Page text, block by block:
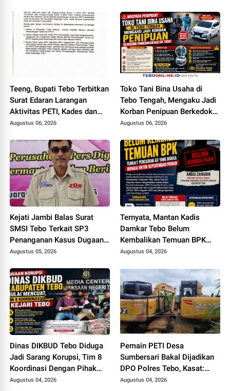
2027
Teeng, Bupati Tebo Terbitkan
Surat Edaran Larangan
Aktivitas PETI, Kades dan
Perangkat Desa Yang
Augustus 06, 2026
Toko Tani Bina Usaha di
Tebo Tengah, Mengaku Jadi
Korban Penipuan Berkedok
Pemesanan Racun Tikus
Augustus 06, 2026
Kejati Jambi Balas Surat
SMSI Tebo Terkait SP3
Penanganan Kasus Dugaan
Korupsi di DPUPR Tebo Rp
Augustus 05, 2026
Ternyata, Mantan Kadis
Damkar Tebo Belum
Kembalikan Temuan BPK
Terkait Pencairan GU yang
Kepentingan Pribadi
Augustus 04, 2026
Dinas DIKBUD Tebo Diduga
Jadi Sarang Korupsi, Tim 8
Koordinasi Dengan Pihak
Kejari Tebo
Augustus 04, 2026
Pemain PETI Desa
Sumbersari Bakal Dijadikan
DPO Polres Tebo, Kasat:
Karena Tak Pernah Penuhi
Augustus 04, 2026